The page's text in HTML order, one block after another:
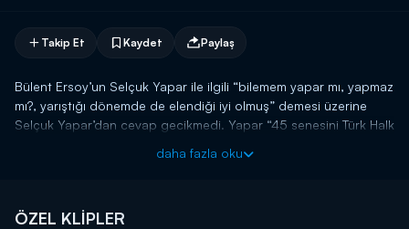
Takip Et Kaydet Paylaş
Bülent Ersoy’un Selçuk Yapar ile ilgili “bilemem yapar mı, yapmaz
mı?, yarıştığı dönemde de elendiği iyi olmuş” demesi üzerine
Selçuk Yapar’dan cevap gecikmedi. Yapar “45 senesini Türk Halk
“Yapar” soyadını ti’ye alamaz, her kuşun da eti yenmez” dedi.
durum tatlıya bağlandı.
daha fazla oku
ÖZEL KLİPLER